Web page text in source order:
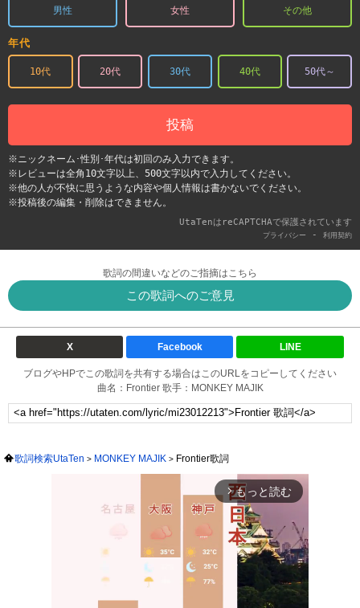
男性 女性 その他
年代
10代 20代 30代 40代 50代～
投稿
※ニックネーム･性別･年代は初回のみ入力できます。
※レビューは全角10文字以上、500文字以内で入力してください。
※他の人が不快に思うような内容や個人情報は書かないでください。
※投稿後の編集・削除はできません。
UtaTenはreCAPTCHAで保護されています
プライバシー - 利用契約
歌詞の間違いなどのご指摘はこちら
この歌詞へのご意見
X Facebook LINE
ブログやHPでこの歌詞を共有する場合はこのURLをコピーしてください
曲名：Frontier 歌手：MONKEY MAJIK
歌詞検索UtaTen MONKEY MAJIK Frontier歌詞
arrow_forward_ios もっと読む